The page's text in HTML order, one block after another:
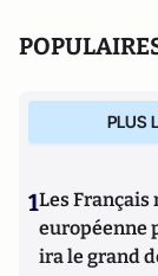
PLUS
1Les Français
européenne
ira le grand